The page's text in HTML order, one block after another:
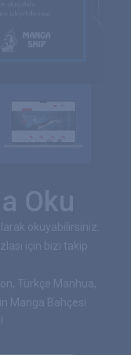
Oku
okuyabilirsiniz.
için bizi takip
Türkçe Manhua,
Manga Bahçesi